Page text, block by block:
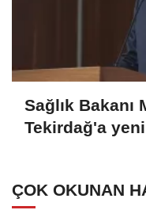
Sağlık
Tekirdağ'a yeni
ÇOK OKUNAN